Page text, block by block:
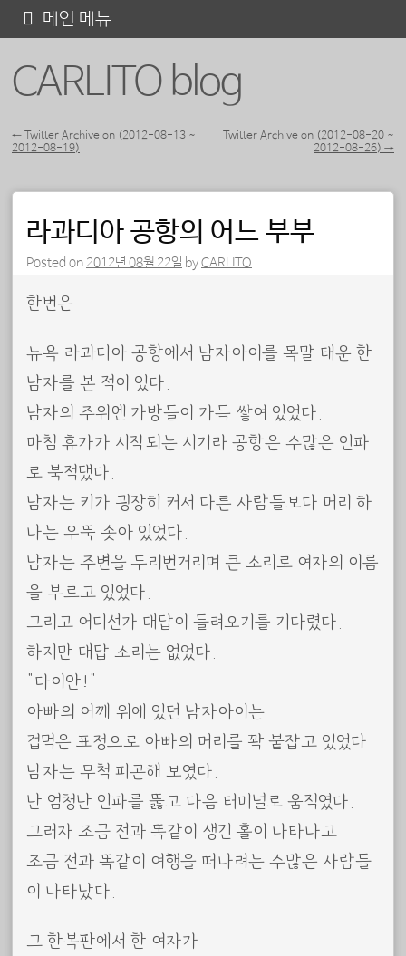
CARLITO blog
메인 메뉴
텐
포스트 내비게이션
← Twitter Archive on (2012-08-13 ~
2012-08-19)
Twitter Archive on (2012-08-20 ~
2012-08-26) →
라과디아 공항의 어느 부부
Posted on 2012년 08월 22일 byCARLITO
한번은
뉴욕 라과디아 공항에서 남자아이를 목말 태운 한
남자를 본 적이 있다.
남자의 주위엔 가방들이 가득 쌓여 있었다.
마침 휴가가 시작되는 시기라 공항은 수많은 인파
로 북적댔다.
남자는 키가 굉장히 커서 다른 사람들보다 머리 하
나는 우뚝 솟아 있었다.
남자는 주변을 두리번거리며 큰 소리로 여자의 이름
을 부르고 있었다.
그리고 어디선가 대답이 들려오기를 기다렸다.
하지만 대답 소리는 없었다.
“다이안!”
아빠의 어깨 위에 있던 남자아이는
겁먹은 표정으로 아빠의 머리를 꽉 붙잡고 있었다.
남자는 무척 피곤해 보였다.
난 엄청난 인파를 뚫고 다음 터미널로 움직였다.
그러자 조금 전과 똑같이 생긴 홀이 나타나고
조금 전과 똑같이 여행을 떠나려는 수많은 사람들
이 나타났다.
그 한복판에서 한 여자가